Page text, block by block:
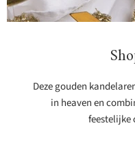
Deze gouden
in heaven en
feestelijke